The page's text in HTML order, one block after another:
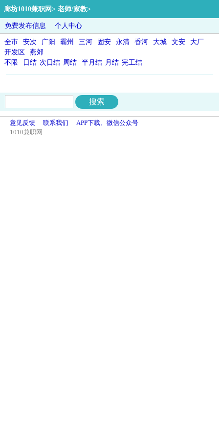
廊坊1010兼职网> 老师/家教>
免费发布信息 个人中心
全市 安次 广阳 霸州 三河 固安 永清 香河 大城 文安
大厂
开发区
燕郊
不限
日结 次日结 周结 半月结 月结 完工结
意见反馈 联系我们
APP下载、微信公众号
1010兼职网